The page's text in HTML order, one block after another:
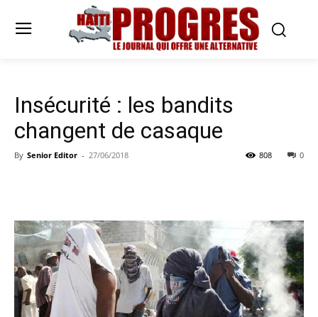
Insécurité : les bandits
changent de casaque
By Senior Editor - 27/06/2018 0
808